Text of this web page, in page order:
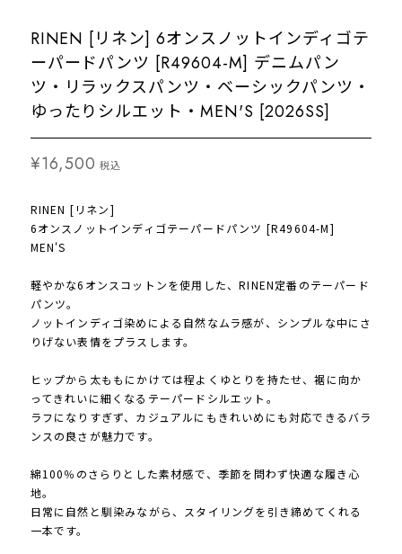
RINEN [リネン] 6オンスノットインディゴテ
ーパードパンツ [R49604-M] デニムパン
ツ・リラックスパンツ・ベーシックパンツ・
ゆったりシルエット・MEN'S [2026SS]
¥16,500 税込
RINEN [リネン]
6オンスノットインディゴテーパードパンツ [R49604-M]
MEN'S
軽やかな6オンスコットンを使用した、RINEN定番のテーパード
パンツ。
ノットインディゴ染めによる自然なムラ感が、シンプルな中にさ
りげない表情をプラスします。
ヒップから太ももにかけては程よくゆとりを持たせ、裾に向か
ってきれいに細くなるテーパードシルエット。
ラフになりすぎず、カジュアルにもきれいめにも対応できるバラ
ンスの良さが魅力です。
綿100％のさらりとした素材感で、季節を問わず快適な履き心
地。
日常に自然と馴染みながら、スタイリングを引き締めてくれる
一本です。